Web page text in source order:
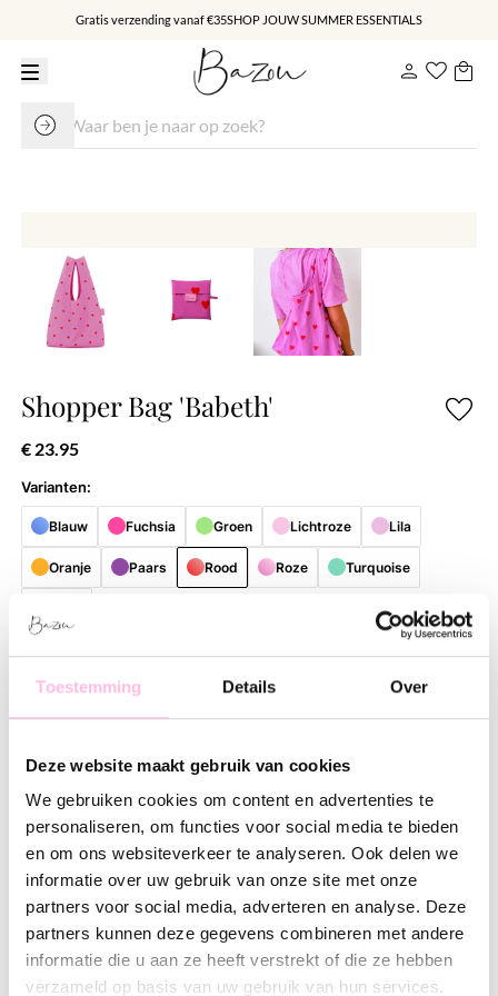
Toestemming Details Over
Deze website maakt gebruik van cookies
We gebruiken cookies om content en advertenties te
personaliseren, om functies voor social media te bieden
en om ons websiteverkeer te analyseren. Ook delen we
informatie over uw gebruik van onze site met onze
partners voor social media, adverteren en analyse. Deze
partners kunnen deze gegevens combineren met andere
informatie die u aan ze heeft verstrekt of die ze hebben
verzameld op basis van uw gebruik van hun services.
Gratis verzending vanaf €35SHOP JOUW SUMMER ESSENTIALS
Shopper Bag 'Babeth'
€ 23.95
Varianten:
Blauw Fuchsia Groen Lichtroze Lila
Oranje Paars Rood Roze Turquoise
Omschrijving Kenmerk SKU
Breng kleur en vrolijkheid in je dagelijkse routine met deze
stijlvolle, herbruikbare shopper. Dankzij de speelse en
kleurrijke patronen is elke tas een echte blikvanger met een
unieke uitstraling. Perfect voor wie houdt van praktische
accessoires met een frisse, eigentijdse lifestyle-vibe.
Het ruime formaat biedt voldoende plaats voor
boodschappen, werkspullen, een bezoek aan de markt of alles
wat je nodig hebt tijdens een dagje uit. De shopper is